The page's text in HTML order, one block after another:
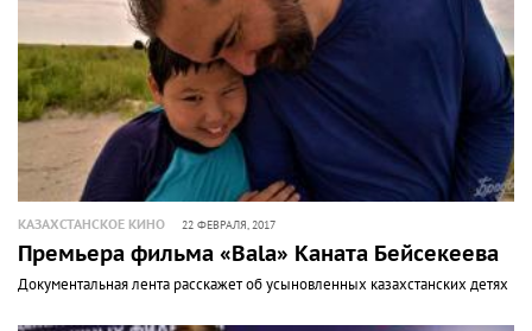
КАЗАХСТАНСКОЕ КИНО 22 ФЕВРАЛЯ, 2017
Премьера фильма «Bala» Каната Бейсекеева
Документальная лента расскажет об усыновленных казахстанских детях